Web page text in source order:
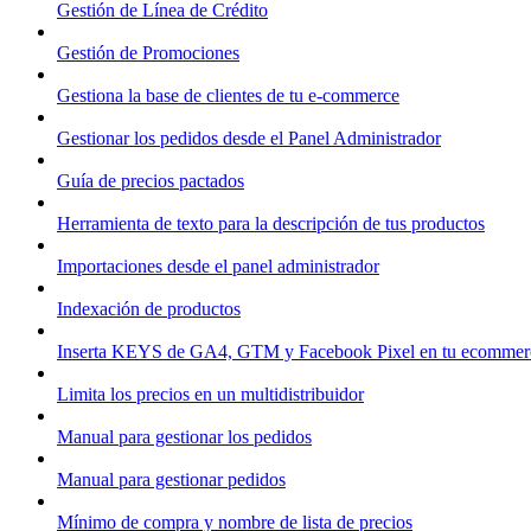
Gestión de Línea de Crédito
Gestión de Promociones
Gestiona la base de clientes de tu e-commerce
Gestionar los pedidos desde el Panel Administrador
Guía de precios pactados
Herramienta de texto para la descripción de tus productos
Importaciones desde el panel administrador
Indexación de productos
Inserta KEYS de GA4, GTM y Facebook Pixel en tu
Limita los precios en un multidistribuidor
Manual para gestionar los pedidos
Manual para gestionar pedidos
Mínimo de compra y nombre de lista de precios